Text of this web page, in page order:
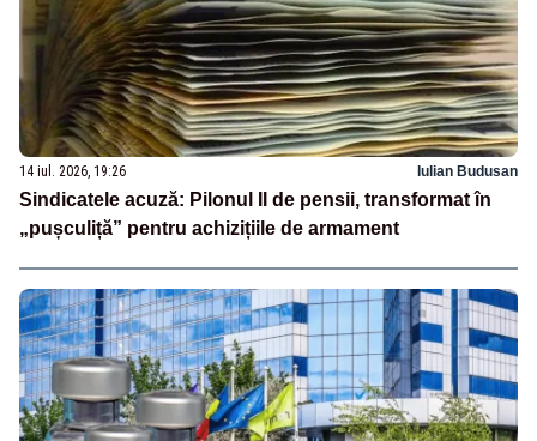
14 iul. 2026, 19:26 Iulian Budusan
Sindicatele acuză: Pilonul II de pensii, transformat în
„pușculiță” pentru achizițiile de armament